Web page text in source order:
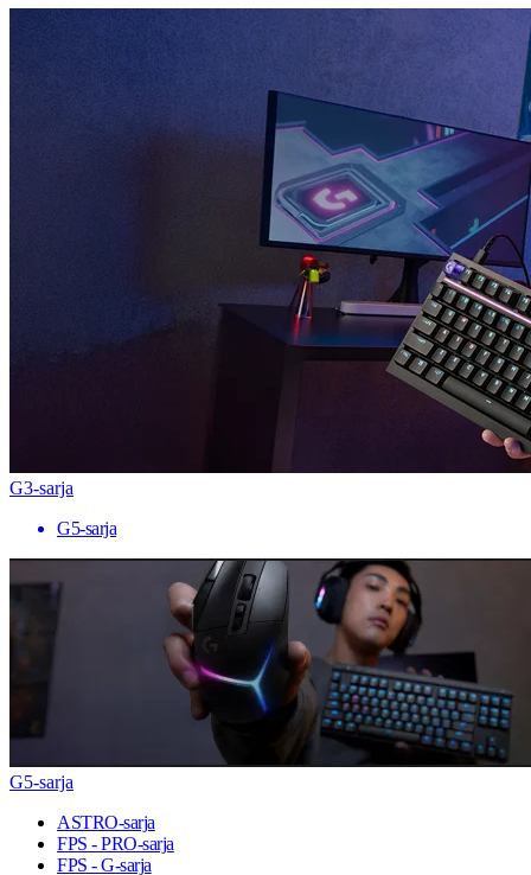
G3-sarja
G5-sarja
G5-sarja
ASTRO-sarja
FPS - PRO-sarja
FPS - G-sarja